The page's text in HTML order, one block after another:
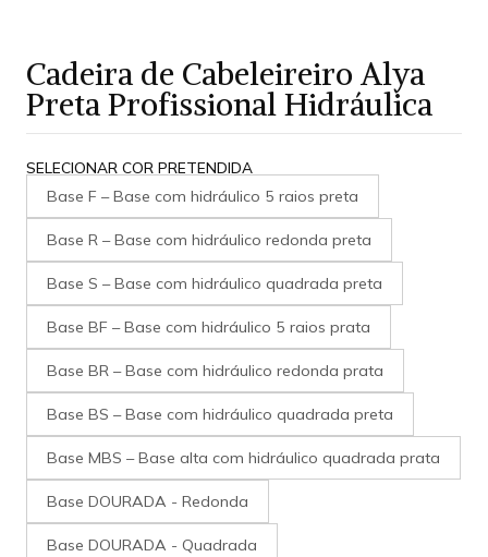
Cadeira de Cabeleireiro Alya
Preta Profissional Hidráulica
SELECIONAR COR PRETENDIDA
Base F – Base com hidráulico 5 raios preta
Base R – Base com hidráulico redonda preta
Base S – Base com hidráulico quadrada preta
Base BF – Base com hidráulico 5 raios prata
Base BR – Base com hidráulico redonda prata
Base BS – Base com hidráulico quadrada preta
Base MBS – Base alta com hidráulico quadrada prata
Base DOURADA - Redonda
Base DOURADA - Quadrada